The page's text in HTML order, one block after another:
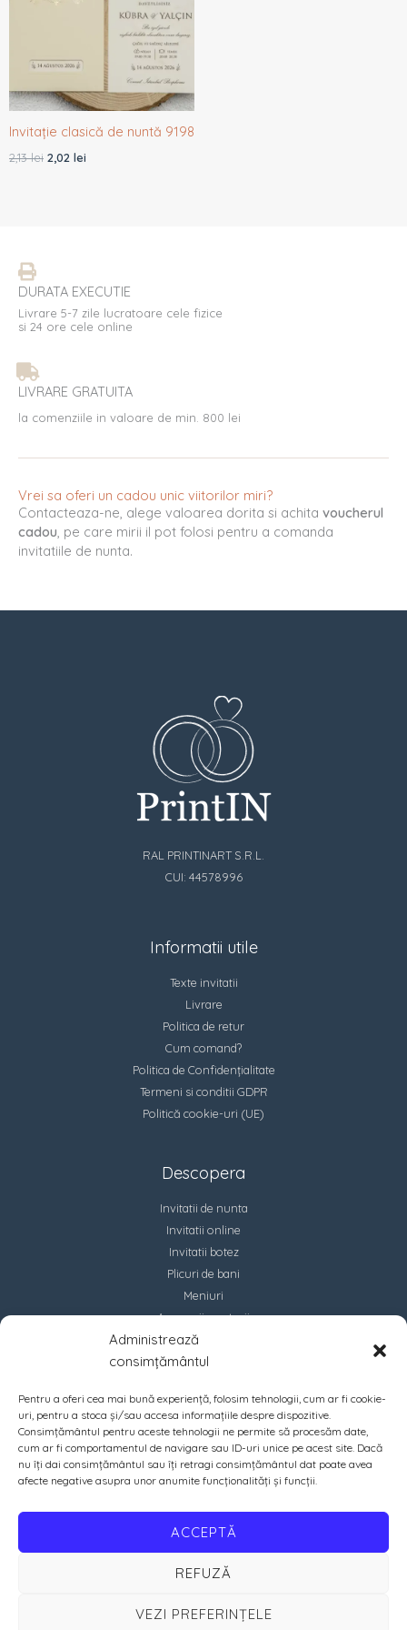
Administrează
consimțământul
Pentru a oferi cea mai bună experiență, folosim tehnologii, cum ar fi cookie-
uri, pentru a stoca și/sau accesa informațiile despre dispozitive.
Consimțământul pentru aceste tehnologii ne permite să procesăm date,
cum ar fi comportamentul de navigare sau ID-uri unice pe acest site. Dacă
nu îți dai consimțământul sau îți retragi consimțământul dat poate avea
afecte negative asupra unor anumite funcționalități și funcții.
ACCEPTĂ
REFUZĂ
VEZI PREFERINȚELE
Invitație clasică de nuntă 9198
2,13lei 2,02 lei
DURATA EXECUTIE
Livrare 5-7 zile lucratoare cele fizice
si 24 ore cele online
LIVRARE GRATUITA
la comenziile in valoare de min. 800 lei
Vrei sa oferi un cadou unic viitorilor miri?
Contacteaza-ne, alege valoarea dorita si achita voucherul
cadou, pe care mirii il pot folosi pentru a comanda
invitatiile de nunta.
RAL PRINTINART S.R.L.
CUI: 44578996
Informatii utile
Texte invitatii
Livrare
Politica de retur
Cum comand?
Politica de Confidențialitate
Termeni si conditii GDPR
Politică cookie-uri (UE)
Descopera
Invitatii de nunta
Invitatii online
Invitatii botez
Plicuri de bani
Meniuri
Accesorii marturii
Contact